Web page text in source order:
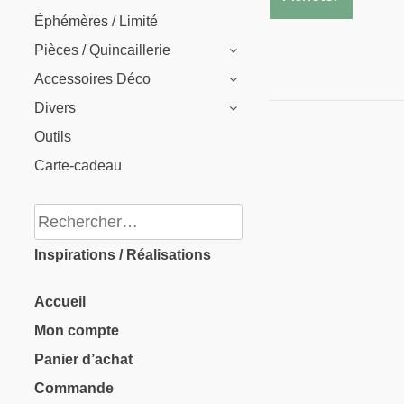
Éphémères / Limité
Pièces / Quincaillerie
Accessoires Déco
Divers
Outils
Carte-cadeau
Rechercher :
Inspirations / Réalisations
Accueil
Mon compte
Panier d’achat
Commande